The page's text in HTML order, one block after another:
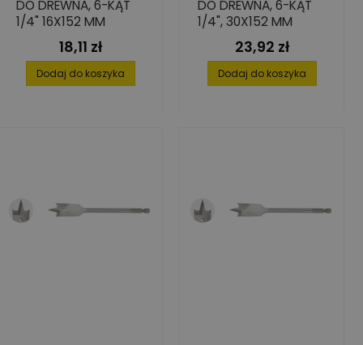
DO DREWNA, 6-KĄT
1/4" 16X152 MM
Cena
18,11 zł
Dodaj do koszyka
DO DREWNA, 6-KĄT
1/4", 30X152 MM
Cena
23,92 zł
Dodaj do koszyka